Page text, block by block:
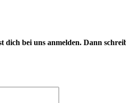
dich bei uns anmelden. Dann